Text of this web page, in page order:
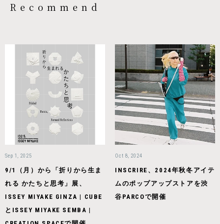
Recommend
Sep 1, 2025
9/1（月）から「折りから生ま
れる かたちと思考」展、
ISSEY MIYAKE GINZA | CUBE
とISSEY MIYAKE SEMBA |
Oct 8, 2024
INSCRIRE、2024年秋冬アイテ
ムのポップアップストアを渋
谷PARCOで開催